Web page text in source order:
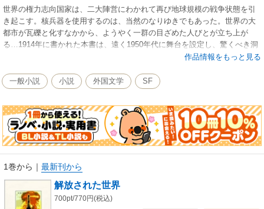
世界の権力志向国家は、二大陣営にわかれて再び地球規模の戦争状態を引
き起こす。核兵器を使用するのは、当然のなりゆきでもあった。世界の大
都市が瓦礫と化すなかから、ようやく一群の目ざめた人びとが立ち上が
る…1914年に書かれた本書は、遠く1950年代に舞台を設定し、驚くべき洞
作品情報をもっと見る
一般小説 小説 外国文学 SF
1巻から ｜ 最新刊から
解放された世界
700pt/770円(税込)